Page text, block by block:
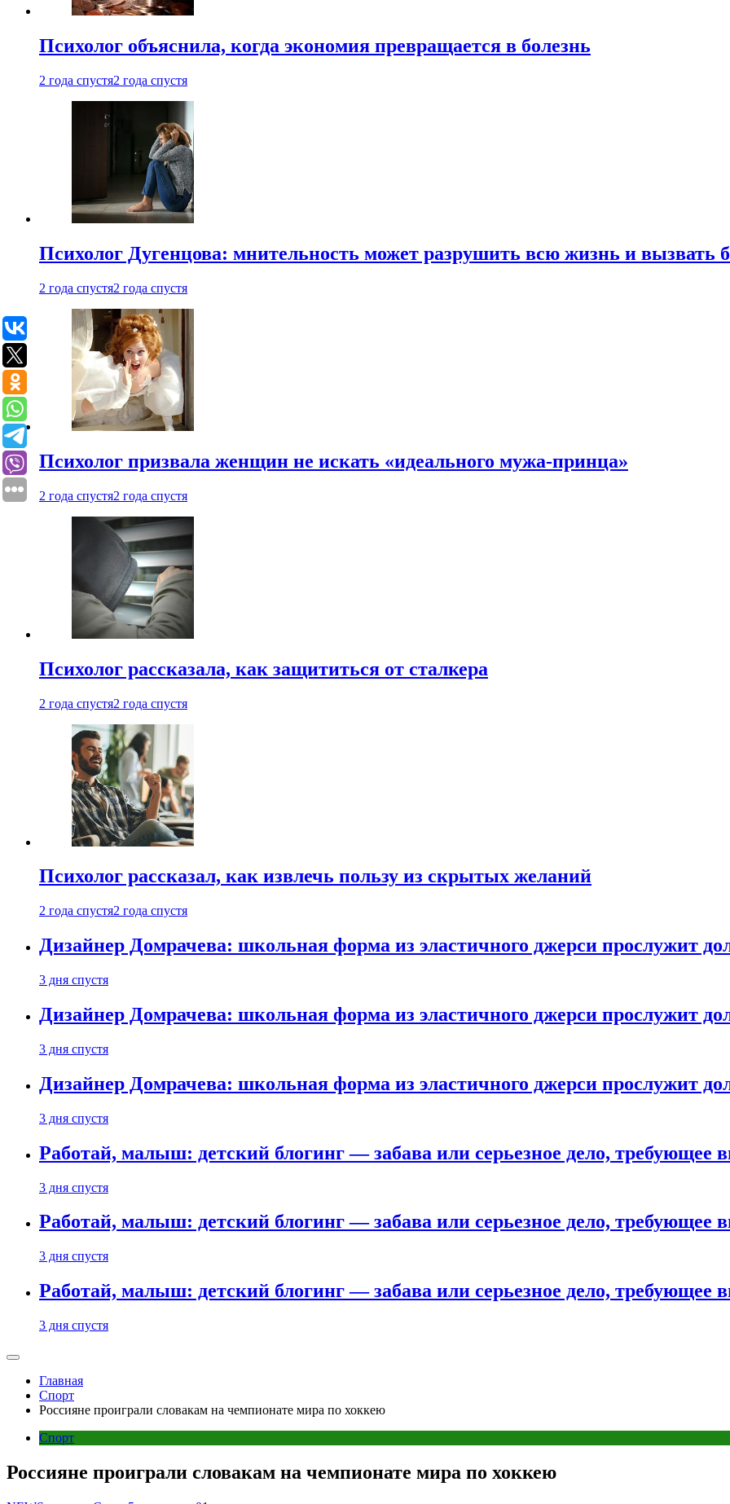
Психолог объяснила, когда экономия превращается в болезнь
2 года спустя2 года спустя
Психолог Дугенцова: мнительность может разрушить всю жизнь и вызвать
2 года спустя2 года спустя
Психолог призвала женщин не искать «идеального мужа-принца»
2 года спустя2 года спустя
Психолог рассказала, как защититься от сталкера
2 года спустя2 года спустя
Психолог рассказал, как извлечь пользу из скрытых желаний
2 года спустя2 года спустя
Дизайнер Домрачева: школьная форма из эластичного джерси прослужит
3 дня спустя
Дизайнер Домрачева: школьная форма из эластичного джерси прослужит
3 дня спустя
Дизайнер Домрачева: школьная форма из эластичного джерси прослужит
3 дня спустя
Работай, малыш: детский блогинг — забава или серьезное дело, требующее
3 дня спустя
Работай, малыш: детский блогинг — забава или серьезное дело, требующее
3 дня спустя
Работай, малыш: детский блогинг — забава или серьезное дело, требующее
3 дня спустя
Главная
Спорт
Россияне проиграли словакам на чемпионате мира по хоккею
Спорт
Россияне проиграли словакам на чемпионате мира по хоккею